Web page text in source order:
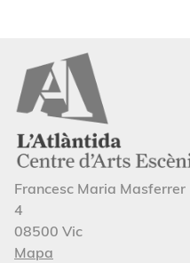
Francesc Maria Masferrer
4
08500 Vic
Mapa